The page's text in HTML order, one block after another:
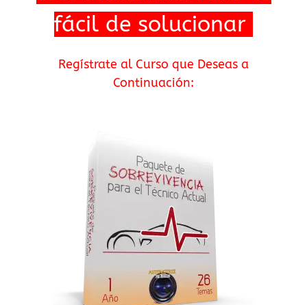
fácil de solucionar
Regístrate al Curso que Deseas a
Continuación: